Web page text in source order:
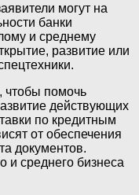
могут на
банки
и среднему
развитие или
чтобы помочь
действующих
по кредитным
от обеспечения
документов.
и среднего бизнеса